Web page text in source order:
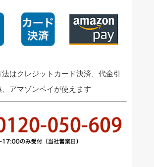
はクレジットカード決済、代金引
、アマゾンペイが使えます